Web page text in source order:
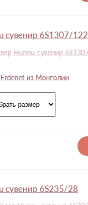
сувенир 6S1307/122
из Монголии
сувенир 6S235/28